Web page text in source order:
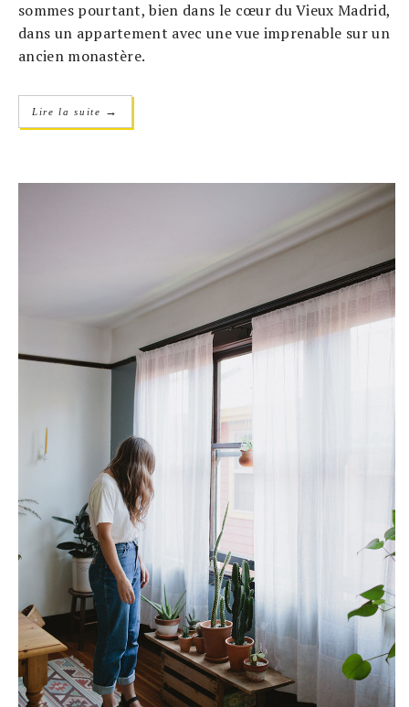
sommes pourtant, bien dans le cœur du Vieux Madrid,
dans un appartement avec une vue imprenable sur un
ancien monastère.
Lire la suite →